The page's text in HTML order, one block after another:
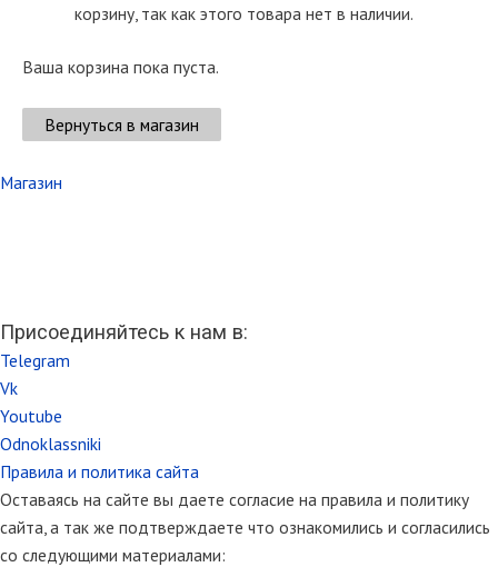
корзину, так как этого товара нет в наличии.
Ваша корзина пока пуста.
Вернуться в магазин
Магазин
Присоединяйтесь к нам в:
Telegram
Vk
Youtube
Odnoklassniki
Правила и политика сайта
Оставаясь на сайте вы даете согласие на правила и политику
сайта, а так же подтверждаете что ознакомились и согласились
со следующими материалами: